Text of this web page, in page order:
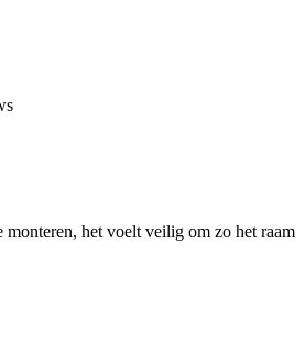
het voelt veilig om zo het raam